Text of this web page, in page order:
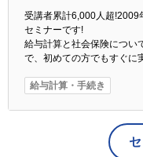
受講者累計6,000人超!2009
セミナーです!
給与計算と社会保険につい
で、初めての方でもすぐに
給与計算・手続き